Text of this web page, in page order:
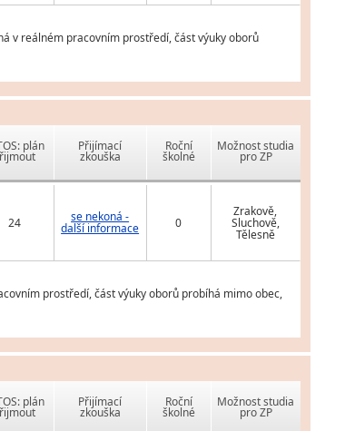
v reálném pracovním prostředí, část výuky oborů
plán Přijímací
zkouška
Roční
školné
Možnost studia
pro ZP
24 se nekoná -
další informace 0
Zrakově,
Sluchově,
Tělesně
prostředí, část výuky oborů probíhá mimo obec,
plán Přijímací
zkouška
Roční
školné
Možnost studia
pro ZP